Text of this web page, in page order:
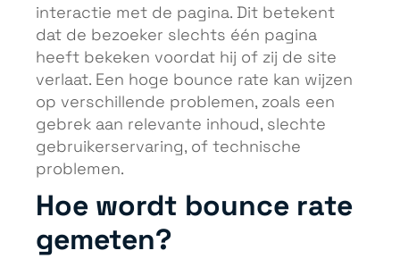
interactie met de pagina. Dit betekent
dat de bezoeker slechts één pagina
heeft bekeken voordat hij of zij de site
verlaat. Een hoge bounce rate kan wijzen
op verschillende problemen, zoals een
gebrek aan relevante inhoud, slechte
gebruikerservaring, of technische
problemen.
Hoe wordt bounce rate
gemeten?